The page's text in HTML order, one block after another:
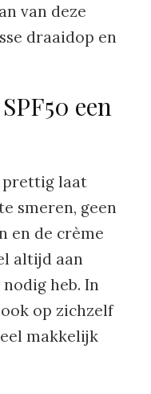
van deze
draaidop en
een
prettig laat
smeren, geen
en de crème
altijd aan
nodig heb. In
ook op zichzelf
makkelijk